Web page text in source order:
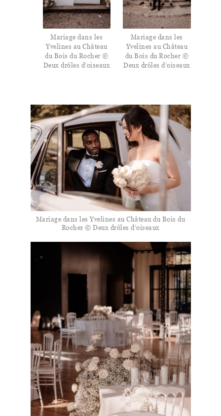
Mariage dans les
Yvelines au Château
du Bois du Rocher ©
Deux drôles d’oiseaux
Mariage dans les
Yvelines au Château
du Bois du Rocher ©
Deux drôles d’oiseaux
Mariage dans les Yvelines au Château du Bois du
Rocher © Deux drôles d’oiseaux